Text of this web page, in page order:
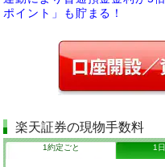
ポイント」も貯まる！
楽天証券の現物手数料
1約定ごと 1